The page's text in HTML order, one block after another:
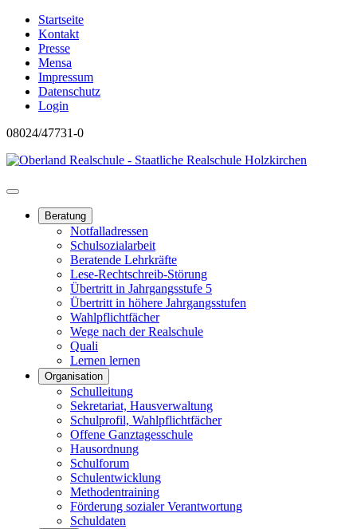
Startseite
Kontakt
Presse
Mensa
Impressum
Datenschutz
Login
08024/47731-0
Beratung
Notfalladressen
Schulsozialarbeit
Beratende Lehrkräfte
Lese-Rechtschreib-Störung
Übertritt in Jahrgangsstufe 5
Übertritt in höhere Jahrgangsstufen
Wahlpflichtfächer
Wege nach der Realschule
Quali
Lernen lernen
Organisation
Schulleitung
Sekretariat, Hausverwaltung
Schulprofil, Wahlpflichtfächer
Offene Ganztagesschule
Hausordnung
Schulforum
Schulentwicklung
Methodentraining
Förderung sozialer Verantwortung
Schuldaten